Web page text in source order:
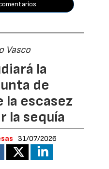
Vasco
la
de
escasez
la sequía
31/07/2026